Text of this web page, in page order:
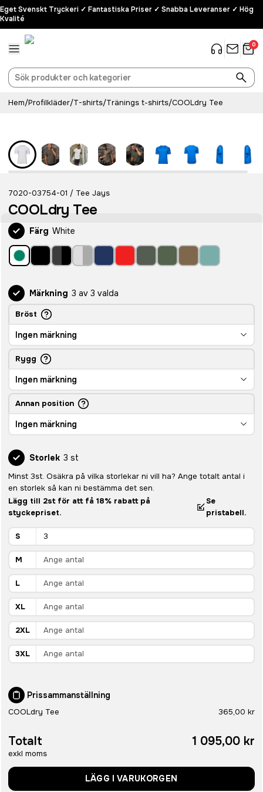
Eget Svenskt Tryckeri ✓ Fantastiska Priser ✓ Snabba Leveranser ✓ Hög
Kvalité
0
Hem/Profilkläder/T-shirts/Tränings t-shirts/COOLdry Tee
Populär
7020-03754-01 / Tee Jays
COOLdry Tee
Färg White
Märkning 3 av 3 valda
Bröst
Ingen märkning
Rygg
Ingen märkning
Annan position
Ingen märkning
Storlek 3 st
Minst 3st. Osäkra på vilka storlekar ni vill ha? Ange totalt antal i
en storlek så kan ni bestämma det sen.
Lägg till 2st för att få 18% rabatt på
styckepriset.
Se
pristabell.
S
M
L
XL
2XL
3XL
Prissammanställning
COOLdry Tee 365,00 kr
Totalt
exkl moms
1 095,00 kr
LÄGG I VARUKORGEN